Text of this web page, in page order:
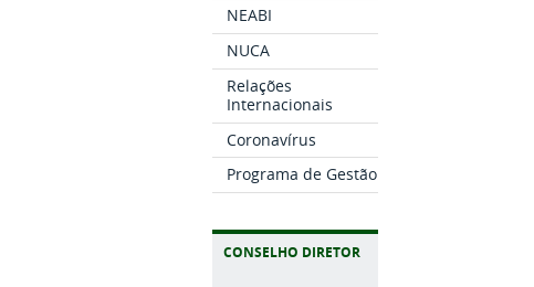
NEABI
NUCA
Relações
Internacionais
Coronavírus
Programa de Gestão
CONSELHO DIRETOR